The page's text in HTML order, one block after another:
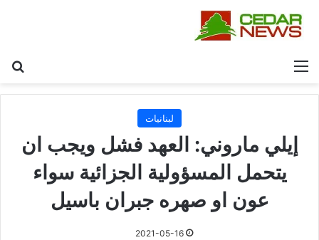
القائمة
لبنانيات
إيلي ماروني: العهد فشل ويجب ان
يتحمل المسؤولية الجزائية سواء
عون او صهره جبران باسيل
2021-05-16